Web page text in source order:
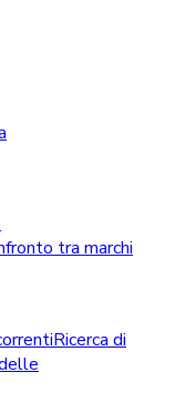
tra marchi
Ricerca di